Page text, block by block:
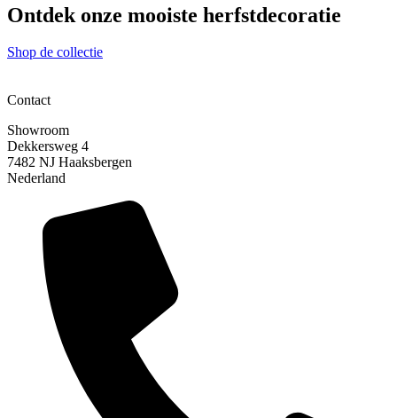
Ontdek onze mooiste herfstdecoratie
Shop de collectie
Contact
Showroom
Dekkersweg 4
7482 NJ Haaksbergen
Nederland